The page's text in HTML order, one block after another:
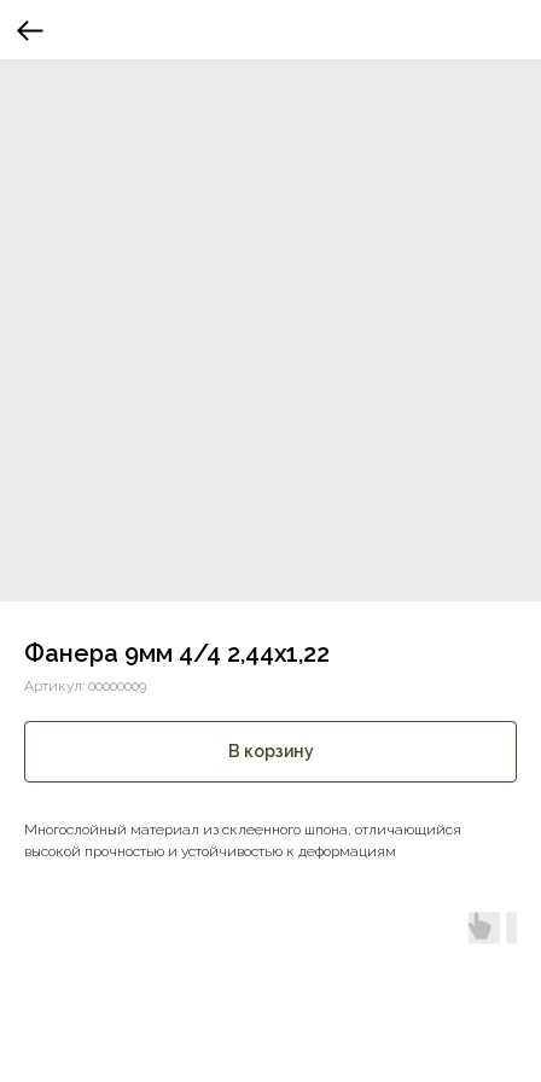
Фанера 9мм 4/4 2,44х1,22
Артикул: 00000009
В корзину
Многослойный материал из склеенного шпона, отличающийся
высокой прочностью и устойчивостью к деформациям